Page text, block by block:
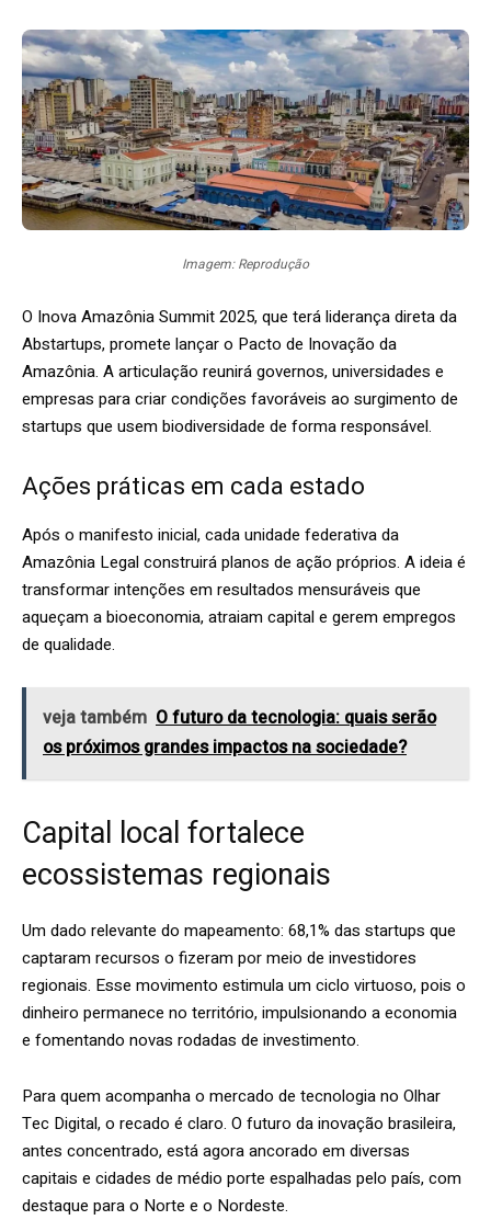
Imagem: Reprodução
O Inova Amazônia Summit 2025, que terá liderança direta da
Abstartups, promete lançar o Pacto de Inovação da
Amazônia. A articulação reunirá governos, universidades e
empresas para criar condições favoráveis ao surgimento de
startups que usem biodiversidade de forma responsável.
Ações práticas em cada estado
Após o manifesto inicial, cada unidade federativa da
Amazônia Legal construirá planos de ação próprios. A ideia é
transformar intenções em resultados mensuráveis que
aqueçam a bioeconomia, atraiam capital e gerem empregos
de qualidade.
veja também O futuro da tecnologia: quais serão
os próximos grandes impactos na sociedade?
Capital local fortalece
ecossistemas regionais
Um dado relevante do mapeamento: 68,1% das startups que
captaram recursos o fizeram por meio de investidores
regionais. Esse movimento estimula um ciclo virtuoso, pois o
dinheiro permanece no território, impulsionando a economia
e fomentando novas rodadas de investimento.
Para quem acompanha o mercado de tecnologia no Olhar
Tec Digital, o recado é claro. O futuro da inovação brasileira,
antes concentrado, está agora ancorado em diversas
capitais e cidades de médio porte espalhadas pelo país, com
destaque para o Norte e o Nordeste.